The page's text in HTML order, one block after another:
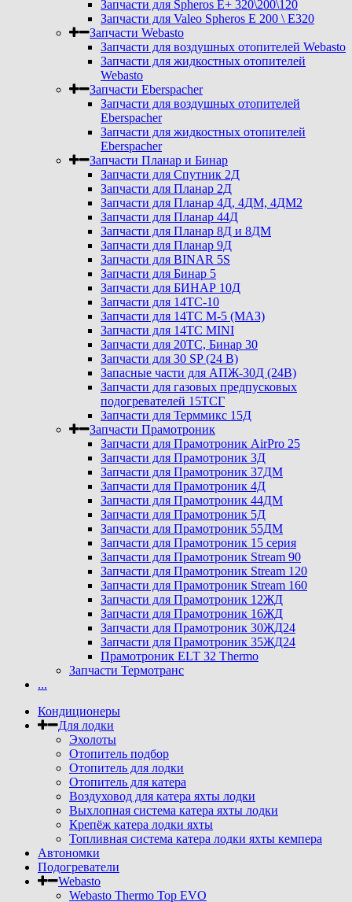
Запчасти для Spheros E+ 320\200\120
Запчасти для Valeo Spheros E 200 \ E320
Запчасти Webasto
Запчасти для воздушных отопителей Webasto
Запчасти для жидкостных отопителей
Webasto
Запчасти Eberspacher
Запчасти для воздушных отопителей
Eberspacher
Запчасти для жидкостных отопителей
Eberspacher
Запчасти Планар и Бинар
Запчасти для Спутник 2Д
Запчасти для Планар 2Д
Запчасти для Планар 4Д, 4ДМ, 4ДМ2
Запчасти для Планар 44Д
Запчасти для Планар 8Д и 8ДМ
Запчасти для Планар 9Д
Запчасти для BINAR 5S
Запчасти для Бинар 5
Запчасти для БИНАР 10Д
Запчасти для 14ТС-10
Запчасти для 14ТС М-5 (МАЗ)
Запчасти для 14ТС MINI
Запчасти для 20ТС, Бинар 30
Запчасти для 30 SP (24 В)
Запасные части для АПЖ-30Д (24В)
Запчасти для газовых предпусковых
подогревателей 15ТСГ
Запчасти для Терммикс 15Д
Запчасти Прамотроник
Запчасти для Прамотроник AirPro 25
Запчасти для Прамотроник 3Д
Запчасти для Прамотроник 37ДМ
Запчасти для Прамотроник 4Д
Запчасти для Прамотроник 44ДМ
Запчасти для Прамотроник 5Д
Запчасти для Прамотроник 55ДМ
Запчасти для Прамотроник 15 серия
Запчасти для Прамотроник Stream 90
Запчасти для Прамотроник Stream 120
Запчасти для Прамотроник Stream 160
Запчасти для Прамотроник 12ЖД
Запчасти для Прамотроник 16ЖД
Запчасти для Прамотроник 30ЖД24
Запчасти для Прамотроник 35ЖД24
Прамотроник ELT 32 Thermo
Запчасти Термотранс
...
Кондиционеры
Для лодки
Эхолоты
Отопитель подбор
Отопитель для лодки
Отопитель для катера
Воздуховод для катера яхты лодки
Выхлопная система катера яхты лодки
Крепёж катера лодки яхты
Топливная система катера лодки яхты кемпера
Автономки
Подогреватели
Webasto
Webasto Thermo Top EVO